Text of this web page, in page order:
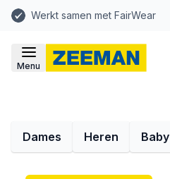
Werkt samen met FairWear
Menu
Dames Heren Baby